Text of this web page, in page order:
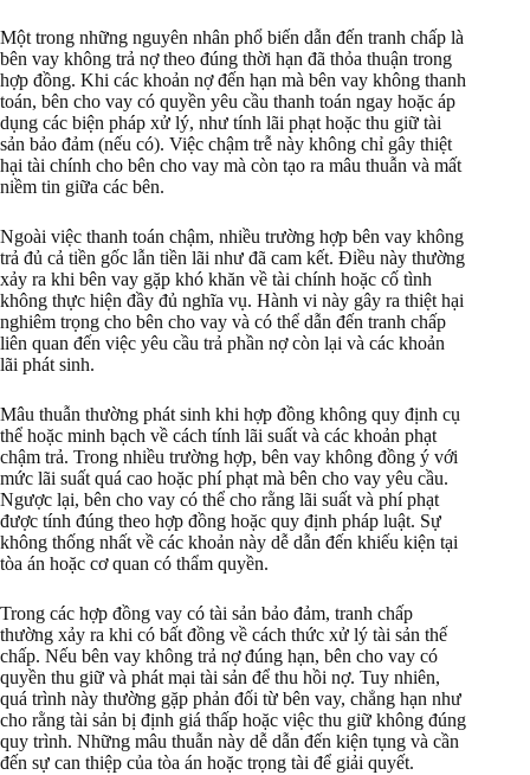
Một trong những nguyên nhân phổ biến dẫn đến tranh chấp là
bên vay không trả nợ theo đúng thời hạn đã thỏa thuận trong
hợp đồng. Khi các khoản nợ đến hạn mà bên vay không thanh
toán, bên cho vay có quyền yêu cầu thanh toán ngay hoặc áp
dụng các biện pháp xử lý, như tính lãi phạt hoặc thu giữ tài
sản bảo đảm (nếu có). Việc chậm trễ này không chỉ gây thiệt
hại tài chính cho bên cho vay mà còn tạo ra mâu thuẫn và mất
niềm tin giữa các bên.
Ngoài việc thanh toán chậm, nhiều trường hợp bên vay không
trả đủ cả tiền gốc lẫn tiền lãi như đã cam kết. Điều này thường
xảy ra khi bên vay gặp khó khăn về tài chính hoặc cố tình
không thực hiện đầy đủ nghĩa vụ. Hành vi này gây ra thiệt hại
nghiêm trọng cho bên cho vay và có thể dẫn đến tranh chấp
liên quan đến việc yêu cầu trả phần nợ còn lại và các khoản
lãi phát sinh.
Mâu thuẫn thường phát sinh khi hợp đồng không quy định cụ
thể hoặc minh bạch về cách tính lãi suất và các khoản phạt
chậm trả. Trong nhiều trường hợp, bên vay không đồng ý với
mức lãi suất quá cao hoặc phí phạt mà bên cho vay yêu cầu.
Ngược lại, bên cho vay có thể cho rằng lãi suất và phí phạt
được tính đúng theo hợp đồng hoặc quy định pháp luật. Sự
không thống nhất về các khoản này dễ dẫn đến khiếu kiện tại
tòa án hoặc cơ quan có thẩm quyền.
Trong các hợp đồng vay có tài sản bảo đảm, tranh chấp
thường xảy ra khi có bất đồng về cách thức xử lý tài sản thế
chấp. Nếu bên vay không trả nợ đúng hạn, bên cho vay có
quyền thu giữ và phát mại tài sản để thu hồi nợ. Tuy nhiên,
quá trình này thường gặp phản đối từ bên vay, chẳng hạn như
cho rằng tài sản bị định giá thấp hoặc việc thu giữ không đúng
quy trình. Những mâu thuẫn này dễ dẫn đến kiện tụng và cần
đến sự can thiệp của tòa án hoặc trọng tài để giải quyết.